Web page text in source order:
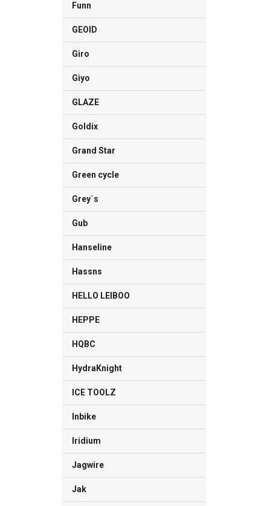
Funn
GEOID
Giro
Giyo
GLAZE
Goldix
Grand Star
Green cycle
Grey`s
Gub
Hanseline
Hassns
HELLO LEIBOO
HEPPE
HQBC
HydraKnight
ICE TOOLZ
Inbike
Iridium
Jagwire
Jak